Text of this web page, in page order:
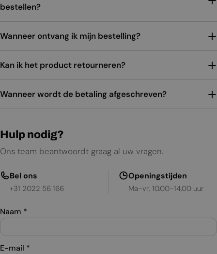
bestellen?
Wanneer ontvang ik mijn bestelling?
Kan ik het product retourneren?
Wanneer wordt de betaling afgeschreven?
Hulp nodig?
Ons team beantwoordt graag al uw vragen.
Bel ons
+31 2022 56 166
Openingstijden
Ma–vr, 10.00–14.00 uur
Naam *
E-mail *